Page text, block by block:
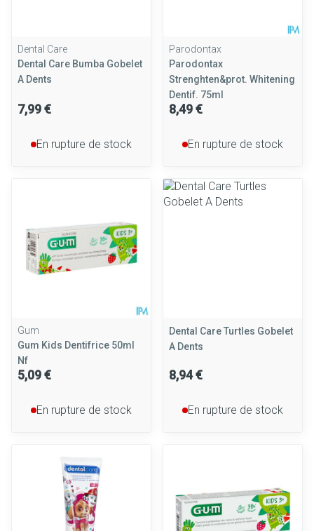
Dental Care
Dental Care Bumba Gobelet
A Dents
7,99 €
En rupture de stock
Parodontax
Parodontax
Strenghten&prot. Whitening
Dentif. 75ml
8,49 €
En rupture de stock
Gum
Gum Kids Dentifrice 50ml
Nf
5,09 €
En rupture de stock
Dental Care Turtles Gobelet
A Dents
8,94 €
En rupture de stock